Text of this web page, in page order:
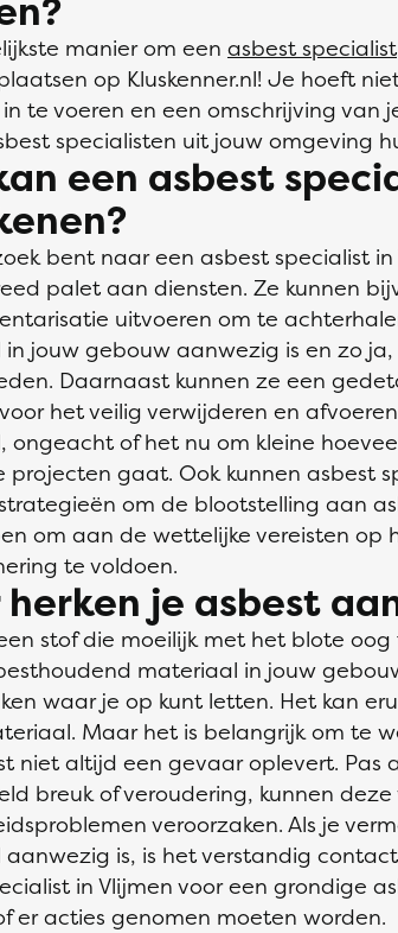
manier om een asbest specialist
op Kluskenner.nl! Je hoeft
te voeren en een omschrijving van
specialisten uit jouw omgeving
een asbest
bent naar een asbest specialist
palet aan diensten. Ze kunnen
uitvoeren om te
jouw gebouw aanwezig is en zo
Daarnaast kunnen ze een
het veilig verwijderen en
ongeacht of het nu om kleine
projecten gaat. Ook kunnen asbest
om de blootstelling aan
om aan de wettelijke vereisten op
te voldoen.
herken je asbest
stof die moeilijk met het blote oog
materiaal in jouw
waar je op kunt letten. Het kan
Maar het is belangrijk om te
niet altijd een gevaar oplevert. Pas
breuk of veroudering, kunnen
veroorzaken. Als je
is, is het verstandig
in Vlijmen voor een grondige
er acties genomen moeten worden.